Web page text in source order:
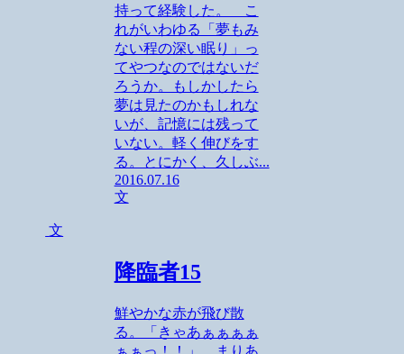
持って経験した。 こ
れがいわゆる「夢もみ
ない程の深い眠り」っ
てやつなのではないだ
ろうか。もしかしたら
夢は見たのかもしれな
いが、記憶には残って
いない。軽く伸びをす
る。とにかく、久しぶ...
2016.07.16
文
文
降臨者15
鮮やかな赤が飛び散
る。「きゃあぁぁぁぁ